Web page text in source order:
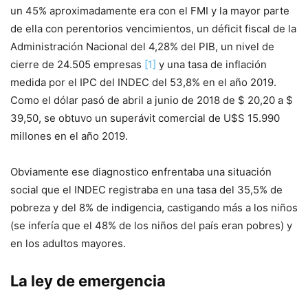
un 45% aproximadamente era con el FMI y la mayor parte
de ella con perentorios vencimientos, un déficit fiscal de la
Administración Nacional del 4,28% del PIB, un nivel de
cierre de 24.505 empresas [1] y una tasa de inflación
medida por el IPC del INDEC del 53,8% en el año 2019.
Como el dólar pasó de abril a junio de 2018 de $ 20,20 a $
39,50, se obtuvo un superávit comercial de U$S 15.990
millones en el año 2019.
Obviamente ese diagnostico enfrentaba una situación
social que el INDEC registraba en una tasa del 35,5% de
pobreza y del 8% de indigencia, castigando más a los niños
(se infería que el 48% de los niños del país eran pobres) y
en los adultos mayores.
La ley de emergencia